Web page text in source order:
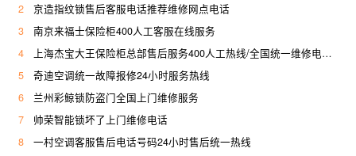
2
京造指纹锁售后客服电话推荐维修网点电话
3
南京来福士保险柜400人工客服在线服务
4
上海杰宝大王保险柜总部售后服务400人工热线/全国统一维修电话是多少
5
奇迪空调统一故障报修24小时服务热线
6
兰州彩鲸锁防盗门全国上门维修服务
7
帅荣智能锁坏了上门维修电话
8
一村空调客服售后电话号码24小时售后统一热线